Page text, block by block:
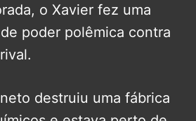
o Xavier fez uma
poder polêmica contra
destruiu uma fábrica